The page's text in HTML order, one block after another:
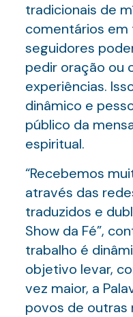
tradicionais de
comentários em
seguidores
pedir oração ou
experiências.
dinâmico e
público da
espiritual.
“Recebemos
através das
traduzidos e
Show da Fé”,
trabalho é
objetivo levar,
vez maior, a
povos de outras